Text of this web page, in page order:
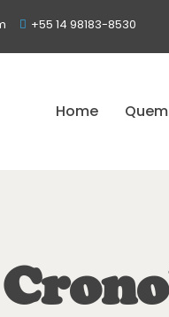
+55 14 98183-8530
Home